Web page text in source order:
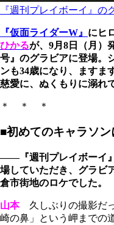
『週刊プレイボーイ』の
『仮面ライダーW』 にヒ
ひかるが、9月8日（月）
号』のグラビアに登場。
ンも34歳になり、ますま
慈愛に、ぬくもりに溺れ
＊ ＊ ＊
■初めてのキャラソン
――『週刊プレイボーイ
場していただき、グラビ
倉市街地のロケでした。
山本久しぶりの撮影だ
崎の鼻」という岬までの